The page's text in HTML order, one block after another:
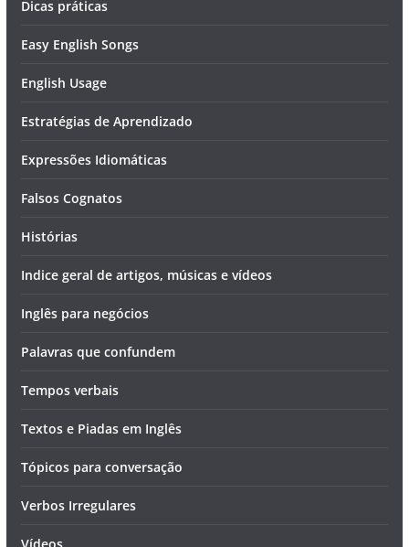
Dicas práticas
Easy English Songs
English Usage
Estratégias de Aprendizado
Expressões Idiomáticas
Falsos Cognatos
Histórias
Indice geral de artigos, músicas e vídeos
Inglês para negócios
Palavras que confundem
Tempos verbais
Textos e Piadas em Inglês
Tópicos para conversação
Verbos Irregulares